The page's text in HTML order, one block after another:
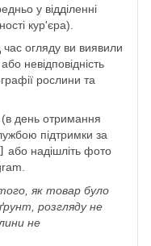
у відділенні
кур'єра).
огляду ви виявили
невідповідність
рослини та
день отримання
підтримки за
або надішліть фото
як товар було
розгляду не
не